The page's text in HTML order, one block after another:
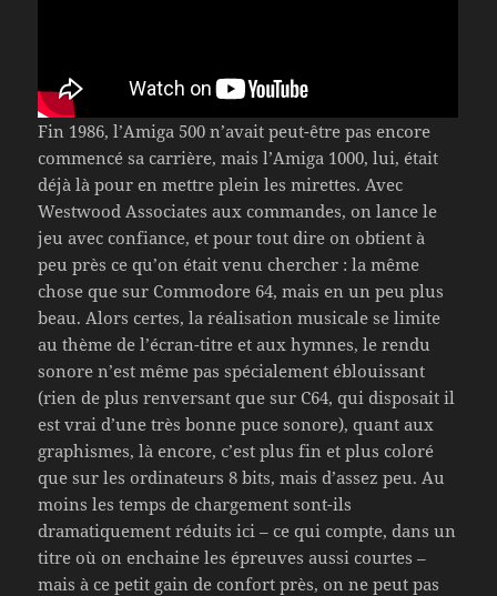
Fin 1986, l’Amiga 500 n’avait peut-être pas encore
commencé sa carrière, mais l’Amiga 1000, lui, était
déjà là pour en mettre plein les mirettes. Avec
Westwood Associates aux commandes, on lance le
jeu avec confiance, et pour tout dire on obtient à
peu près ce qu’on était venu chercher : la même
chose que sur Commodore 64, mais en un peu plus
beau. Alors certes, la réalisation musicale se limite
au thème de l’écran-titre et aux hymnes, le rendu
sonore n’est même pas spécialement éblouissant
(rien de plus renversant que sur C64, qui disposait il
est vrai d’une très bonne puce sonore), quant aux
graphismes, là encore, c’est plus fin et plus coloré
que sur les ordinateurs 8 bits, mais d’assez peu. Au
moins les temps de chargement sont-ils
dramatiquement réduits ici – ce qui compte, dans un
titre où on enchaine les épreuves aussi courtes –
mais à ce petit gain de confort près, on ne peut pas